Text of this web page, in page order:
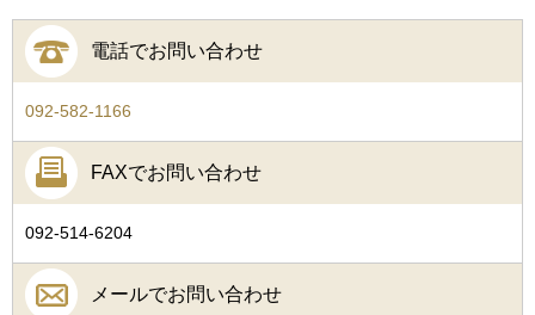
電話でお問い合わせ
092-582-1166
FAXでお問い合わせ
092-514-6204
メールでお問い合わせ